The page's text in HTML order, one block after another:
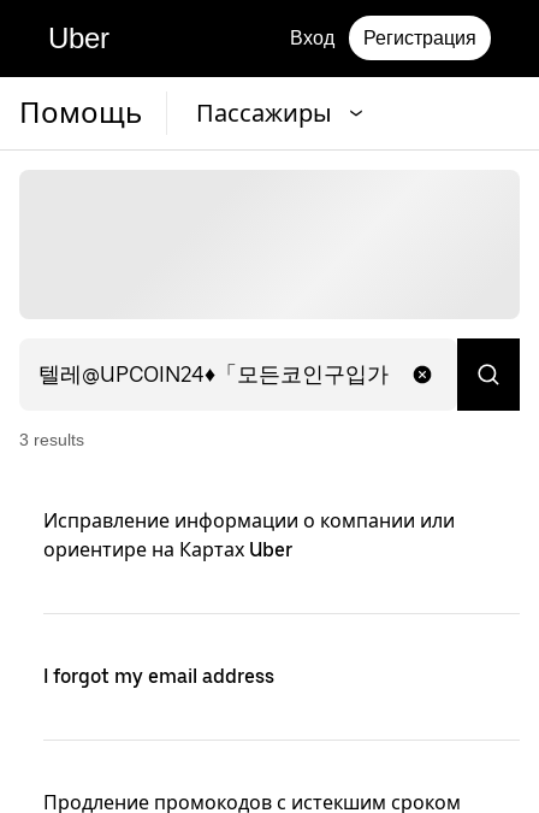
Uber Вход Регистрация
Помощь Пассажиры
3 results
Исправление информации о компании или
ориентире на Картах Uber
I forgot my email address
Продление промокодов с истекшим сроком